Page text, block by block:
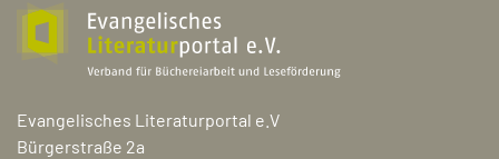
Evangelisches Literaturportal e.V
Bürgerstraße 2a